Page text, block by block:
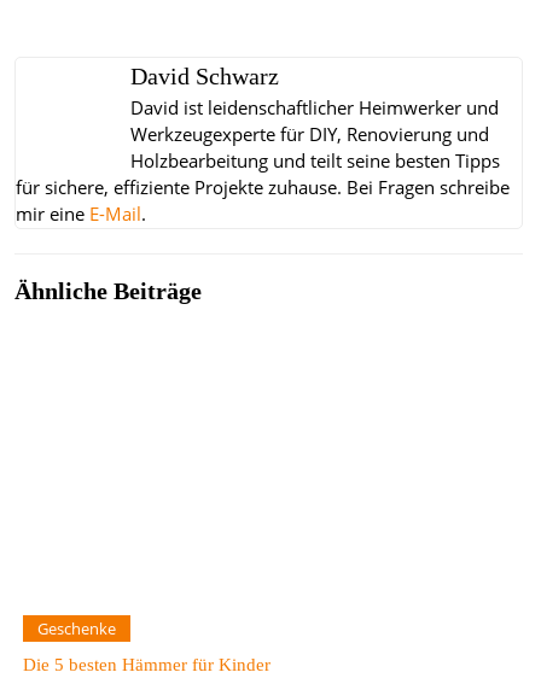
David Schwarz
David ist leidenschaftlicher Heimwerker und
Werkzeugexperte für DIY, Renovierung und
Holzbearbeitung und teilt seine besten Tipps
für sichere, effiziente Projekte zuhause. Bei Fragen schreibe
mir eine E-Mail.
Ähnliche Beiträge
Geschenke
Die 5 besten Hämmer für Kinder